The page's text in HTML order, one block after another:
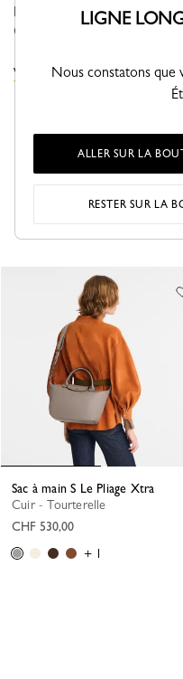
ligne sobre et moderne
quotidien cita... Voir plus
VOIR LA COLLECTION LE
Sac à main S Le Pliage Xtra
Cuir - Tourterelle
CHF 530,00
+ 1
LIGNE
Nous constatons que
ALLER SUR LA
RESTER SUR LA